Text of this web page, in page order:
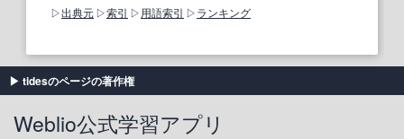
出典元 索引 用語索引 ランキング
tidesのページの著作権
Weblio公式学習アプリ